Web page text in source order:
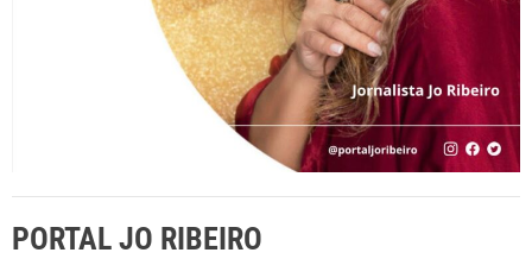
PORTAL JO RIBEIRO